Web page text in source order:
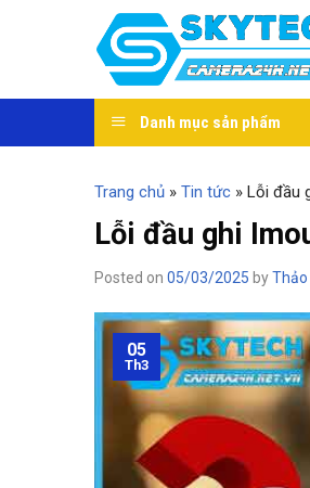
Danh mục sản phẩm
Trang chủ » Tin tức » Lỗi đầu
Lỗi đầu ghi
Posted on 05/03/2025 byThảo
05
Th3